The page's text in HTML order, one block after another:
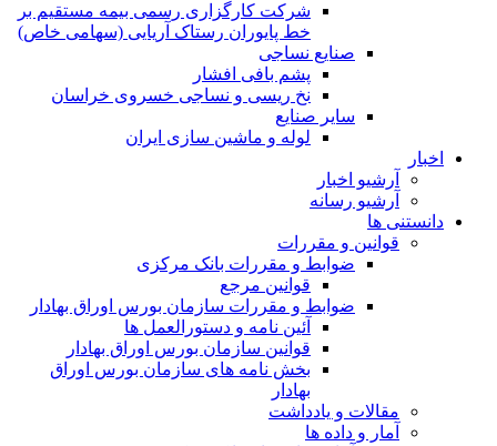
شرکت کارگزاری رسمی بیمه مستقیم بر
خط پایوران رستاک آریایی (سهامی خاص)
صنایع نساجی
پشم بافی افشار
نخ ریسی و نساجی خسروی خراسان
سایر صنایع
لوله و ماشین سازی ایران
اخبار
آرشیو اخبار
آرشیو رسانه
دانستنی ها
قوانین و مقررات
ضوابط و مقررات بانک مرکزی
قوانين مرجع
ضوابط و مقررات سازمان بورس اوراق بهادار
آئین نامه و دستورالعمل ها
قوانین سازمان بورس اوراق بهادار
بخش نامه های سازمان بورس اوراق
بهادار
مقالات و یادداشت
آمار و داده ها